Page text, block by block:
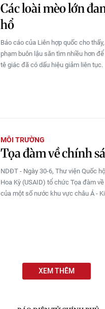
Các loài mèo lớn
hổ
Báo cáo của Liên hợp quốc cho
phạm buôn lậu săn tìm nhiều hơn
tê giác đã có dấu hiệu giảm liên tục.
MÔI TRƯỜNG
Tọa đàm về chính
NDĐT - Ngày 30-6, Thư viện Quốc
Hoa Kỳ (USAID) tổ chức Tọa đàm
của một số nước khu vực châu Á -
XEM THÊM